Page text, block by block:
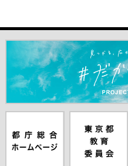
＃だから都立高（別ウイン
ムページ（別
ウインドウが
員会（別ウイ
ンドウが開き